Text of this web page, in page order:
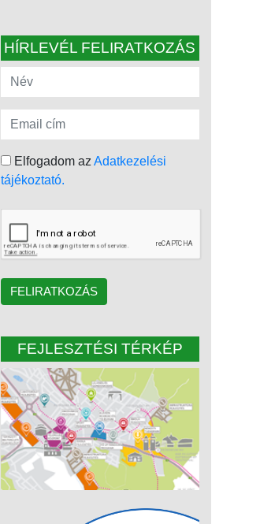
HÍRLEVÉL FELIRATKOZÁS
Elfogadom az Adatkezelési
tájékoztató.
FELIRATKOZÁS
FEJLESZTÉSI TÉRKÉP